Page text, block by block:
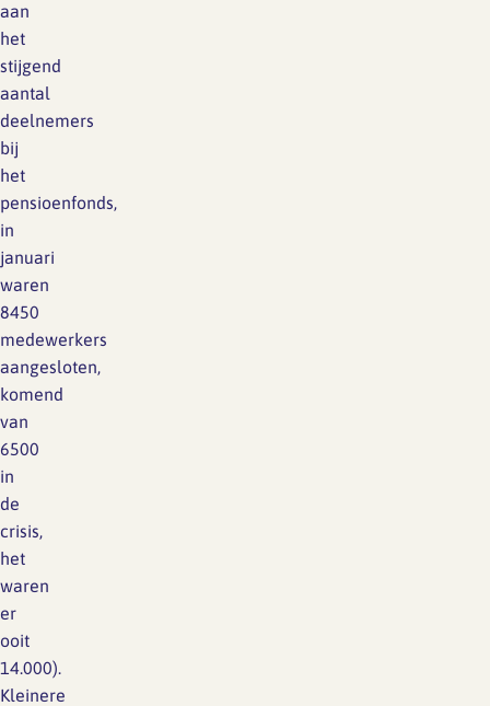
aan
het
stijgend
aantal
deelnemers
bij
het
pensioenfonds,
in
januari
waren
8450
medewerkers
aangesloten,
komend
van
6500
in
de
crisis,
het
waren
er
ooit
14.000).
Kleinere